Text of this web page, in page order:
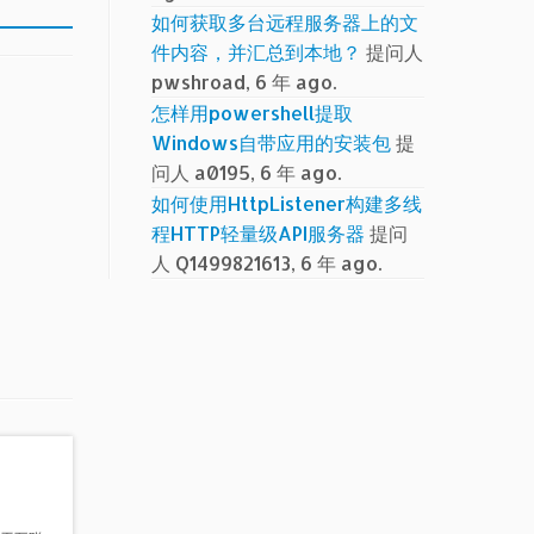
如何获取多台远程服务器上的文
件内容，并汇总到本地？ 提问人
pwshroad, 6 年 ago.
怎样用powershell提取
Windows自带应用的安装包提
问人 a0195, 6 年 ago.
如何使用HttpListener构建多线
程HTTP轻量级API服务器 提问
人 Q1499821613, 6 年 ago.